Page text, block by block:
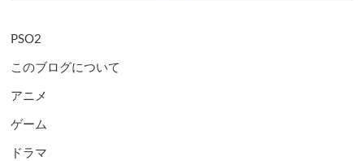
PSO2
このブログについて
アニメ
ゲーム
ドラマ